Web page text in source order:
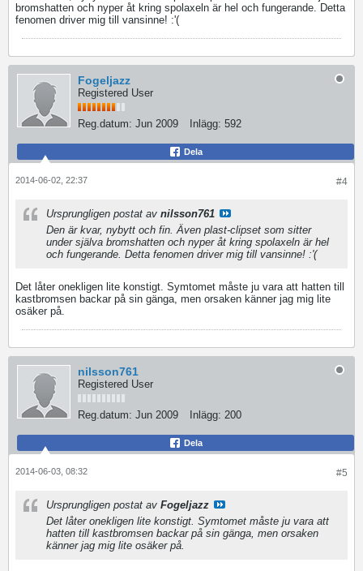
bromshatten och nyper åt kring spolaxeln är hel och fungerande. Detta
fenomen driver mig till vansinne! :'(
Fogeljazz
Registered User
Reg.datum: Jun 2009 Inlägg: 592
Dela
#4
2014-06-02, 22:37
Ursprungligen postat av nilsson761
Den är kvar, nybytt och fin. Även plast-clipset som sitter
under själva bromshatten och nyper åt kring spolaxeln är hel
och fungerande. Detta fenomen driver mig till vansinne! :'(
Det låter onekligen lite konstigt. Symtomet måste ju vara att hatten till
kastbromsen backar på sin gänga, men orsaken känner jag mig lite
osäker på.
nilsson761
Registered User
Reg.datum: Jun 2009 Inlägg: 200
Dela
#5
2014-06-03, 08:32
Ursprungligen postat av Fogeljazz
Det låter onekligen lite konstigt. Symtomet måste ju vara att
hatten till kastbromsen backar på sin gänga, men orsaken
känner jag mig lite osäker på.